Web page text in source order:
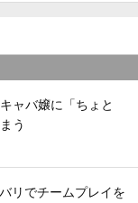
ャバ嬢に「ちょと
う
リでチームプレイを